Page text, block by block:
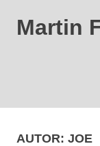
Martin
AUTOR: JOE